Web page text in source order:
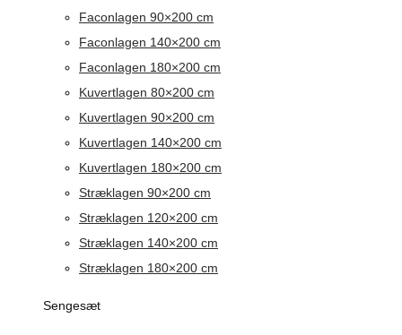
Faconlagen 90×200 cm
Faconlagen 140×200 cm
Faconlagen 180×200 cm
Kuvertlagen 80×200 cm
Kuvertlagen 90×200 cm
Kuvertlagen 140×200 cm
Kuvertlagen 180×200 cm
Stræklagen 90×200 cm
Stræklagen 120×200 cm
Stræklagen 140×200 cm
Stræklagen 180×200 cm
Sengesæt